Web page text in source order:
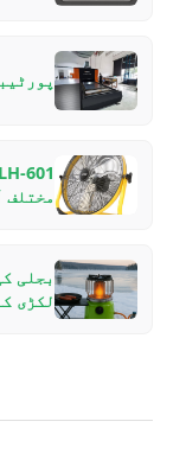
مختلف
بجلی
لکڑی